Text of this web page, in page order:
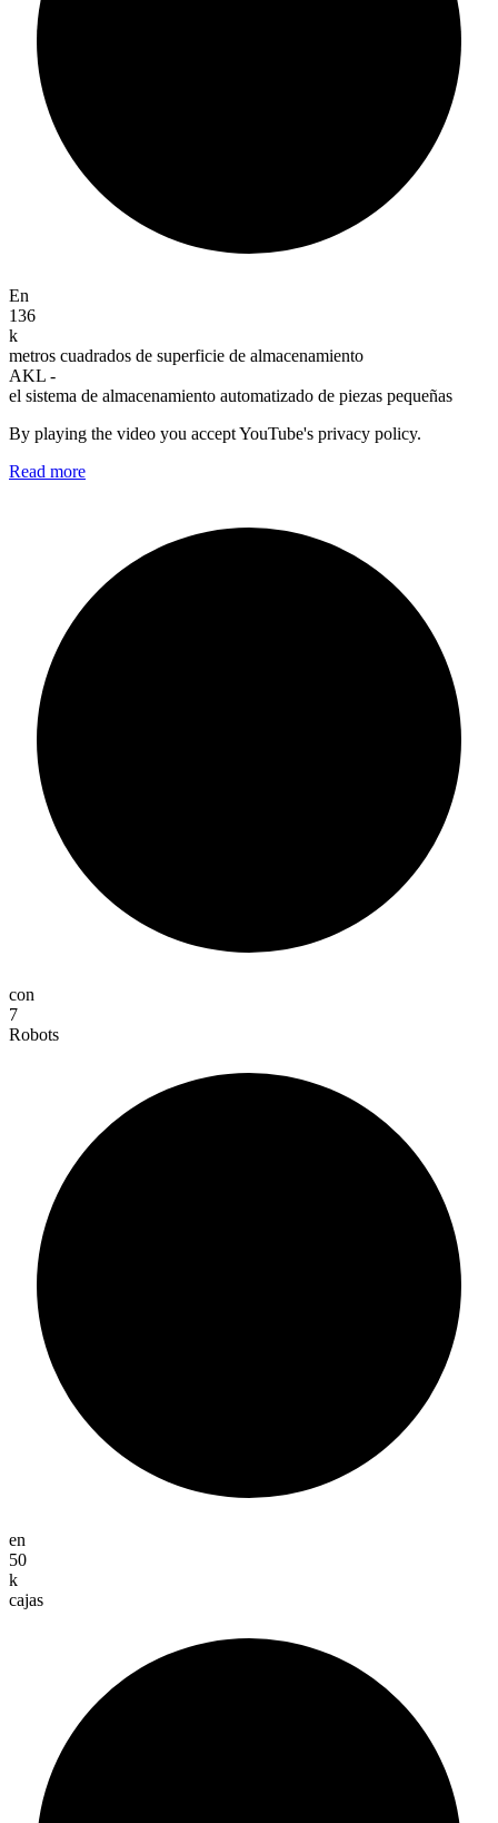
En
136
k
metros cuadrados de superficie de almacenamiento
AKL -
el sistema de almacenamiento automatizado de piezas pequeñas
By playing the video you accept YouTube's privacy policy.
Read more
con
7
Robots
en
50
k
cajas